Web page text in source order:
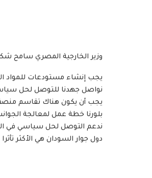
وزير الخارجية المصري سامح
يجب إنشاء مستودعات للمواد
نواصل جهدنا للتوصل لحل
يجب أن يكون هناك تقاسم منصف
بلورنا خطة عمل لمعالجة
ندعم التوصل لحل سياسي في
دول جوار السودان هي الأكثر تأثرا